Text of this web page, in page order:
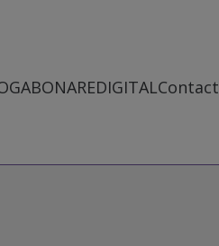
ABONAREDIGITALContact